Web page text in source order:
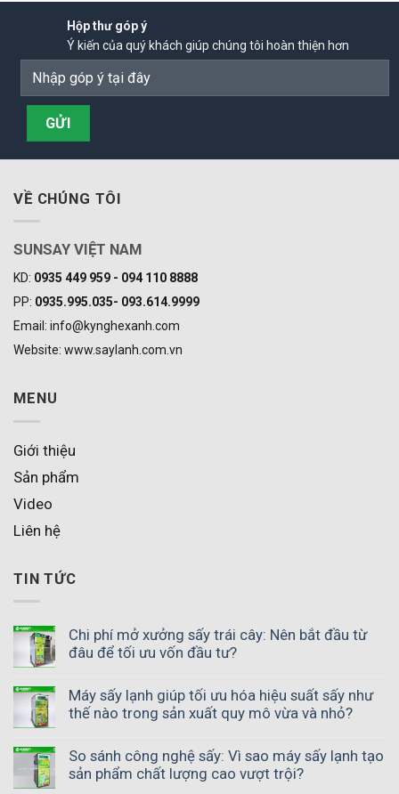
Hộp thư góp ý
Ý kiến của quý khách giúp chúng tôi hoàn thiện hơn
VỀ CHÚNG TÔI
SUNSAY VIỆT NAM
KD: 0935 449 959 - 094 110 8888
PP: 0935.995.035- 093.614.9999
Email: info@kynghexanh.com
Website: www.saylanh.com.vn
MENU
Giới thiệu
Sản phẩm
Video
Liên hệ
TIN TỨC
Chi phí mở xưởng sấy trái cây: Nên bắt đầu từ
đâu để tối ưu vốn đầu tư?
Máy sấy lạnh giúp tối ưu hóa hiệu suất sấy như
thế nào trong sản xuất quy mô vừa và nhỏ?
So sánh công nghệ sấy: Vì sao máy sấy lạnh tạo
sản phẩm chất lượng cao vượt trội?